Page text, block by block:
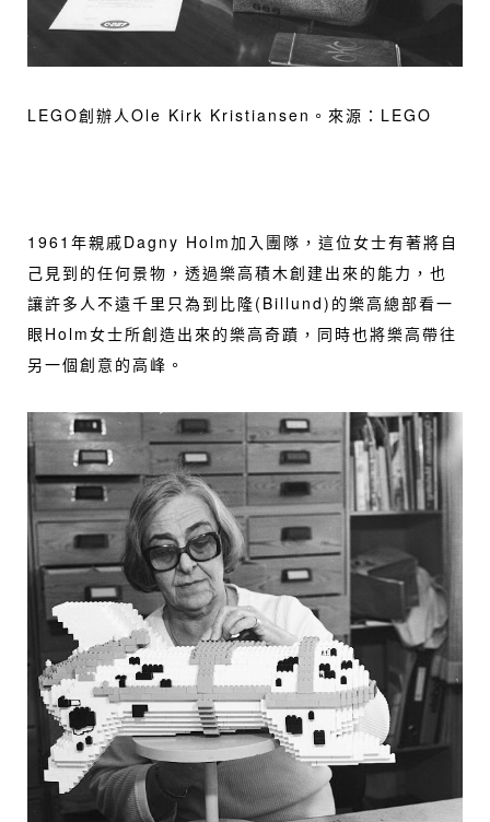
LEGO創辦人Ole Kirk Kristiansen。來源： LEGO
1961年親戚Dagny Holm加入團隊，這位女士有著將自
己見到的任何景物，透過樂高積木創建出來的能力，也
讓許多人不遠千里只為到比隆(Billund)的樂高總部看一
眼Holm女士所創造出來的樂高奇蹟，同時也將樂高帶往
另一個創意的高峰。